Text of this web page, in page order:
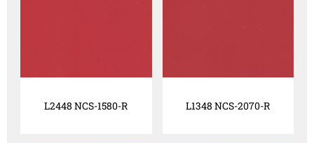
L2448 NCS-1580-R L1348 NCS-2070-R